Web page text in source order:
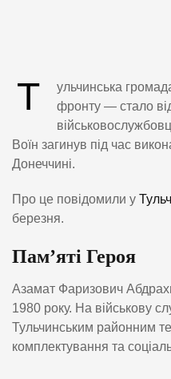
Т
ульчинська
фронту — стало
Воїн загинув під час
Донеччині.
Про це повідомили у
березня.
Пам’яті Героя
Азамат Фаризович
1980 року. На військову
Тульчинським районним
комплектування та